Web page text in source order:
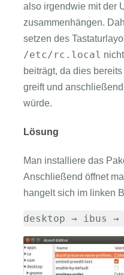
also irgendwie mit der
zusammenhängen.
setzen des
/etc/rc.local
beiträgt, da dies
greift und
würde.
Lösung
Man installiere das
Anschließend öffnet
hangelt sich im linken
desktop → ibus →